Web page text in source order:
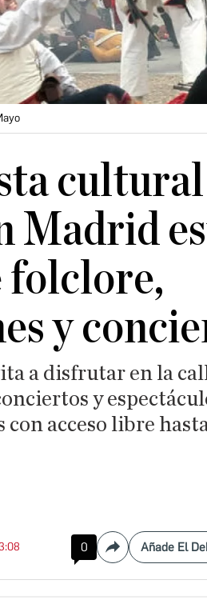
Madrid
folclore,
y
a disfrutar en la
y
con acceso libre hasta
0 Compartir
Añade El